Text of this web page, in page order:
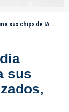
avanzados, según Lutnick
sus